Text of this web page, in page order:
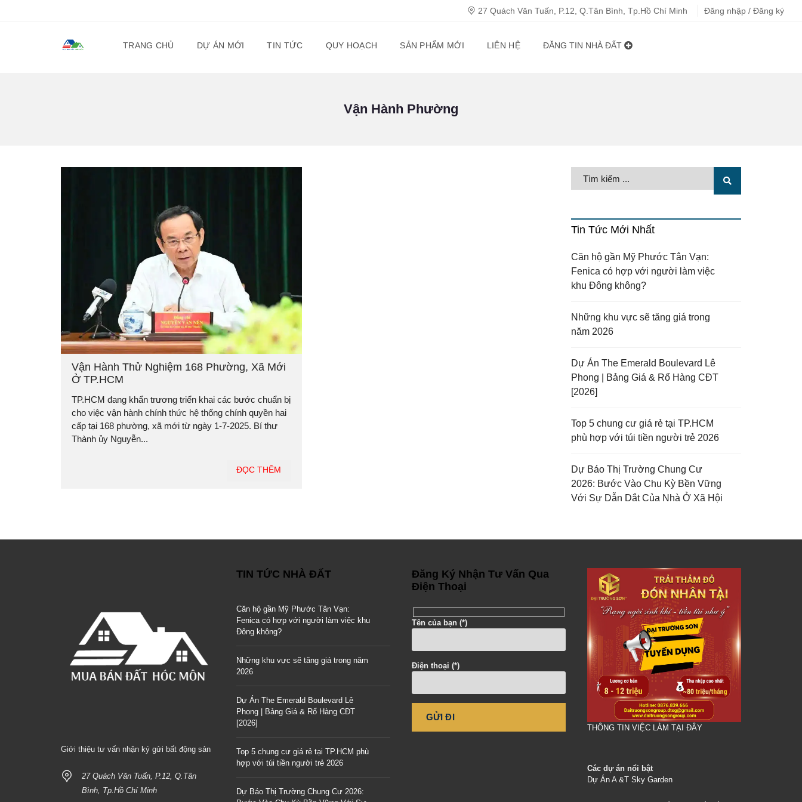
27 Quách Văn Tuấn, P.12, Q.Tân Bình, Tp.Hồ Chí Minh Đăng nhập / Đăng ký
TRANG CHỦ DỰ ÁN MỚI TIN TỨC QUY HOẠCH SẢN PHẨM MỚI LIÊN HỆ ĐĂNG TIN NHÀ ĐẤT
Vận Hành Phường
Vận Hành Thử Nghiệm 168 Phường, Xã Mới
Ở TP.HCM
TP.HCM đang khẩn trương triển khai các bước chuẩn bị
cho việc vận hành chính thức hệ thống chính quyền hai
cấp tại 168 phường, xã mới từ ngày 1-7-2025. Bí thư
Thành ủy Nguyễn...
ĐỌC THÊM
Tin Tức Mới Nhất
Căn hộ gần Mỹ Phước Tân Vạn:
Fenica có hợp với người làm việc
khu Đông không?
Những khu vực sẽ tăng giá trong
năm 2026
Dự Án The Emerald Boulevard Lê
Phong | Bảng Giá & Rổ Hàng CĐT
[2026]
Top 5 chung cư giá rẻ tại TP.HCM
phù hợp với túi tiền người trẻ 2026
Dự Báo Thị Trường Chung Cư
2026: Bước Vào Chu Kỳ Bền Vững
Với Sự Dẫn Dắt Của Nhà Ở Xã Hội
Giới thiệu tư vấn nhận ký gửi bất động sản
27 Quách Văn Tuấn, P.12, Q.Tân
Bình, Tp.Hồ Chí Minh
TIN TỨC NHÀ ĐẤT
Căn hộ gần Mỹ Phước Tân Vạn:
Fenica có hợp với người làm việc khu
Đông không?
Những khu vực sẽ tăng giá trong năm
2026
Dự Án The Emerald Boulevard Lê
Phong | Bảng Giá & Rổ Hàng CĐT
[2026]
Top 5 chung cư giá rẻ tại TP.HCM phù
hợp với túi tiền người trẻ 2026
Dự Báo Thị Trường Chung Cư 2026:
Đăng Ký Nhận Tư Vấn Qua
Điện Thoại
Tên của bạn (*)
Điện thoại (*)
THÔNG TIN VIỆC LÀM TẠI ĐÂY
Các dự án nổi bật
Dự Án A &T Sky Garden